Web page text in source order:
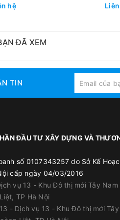
| Bảo Vệ
hệ
ADTL | Bảo Vệ
ĐÃ XEM
TIN
ĐẦU TƯ XÂY DỰNG VÀ
số 0107343257 do Sở Kế
cấp ngày 04/03/2016
vụ 13 - Khu Đô thị mới Tây Nam
TP Hà Nội
- Dịch vụ 13 - Khu Đô thị mới